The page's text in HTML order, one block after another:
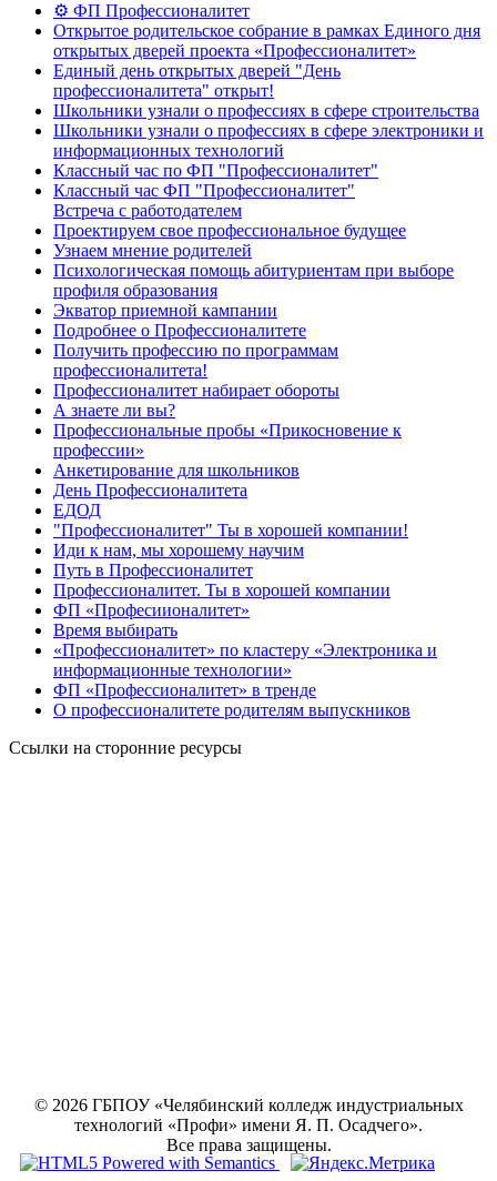
⚙️ ФП Профессионалитет
Открытое родительское собрание в рамках Единого дня
открытых дверей проекта «Профессионалитет»
Единый день открытых дверей "День
профессионалитета" открыт!
Школьники узнали о профессиях в сфере строительства
Школьники узнали о профессиях в сфере электроники и
информационных технологий
Классный час по ФП "Профессионалитет"
Классный час ФП "Профессионалитет"
Встреча с работодателем
Проектируем свое профессиональное будущее
Узнаем мнение родителей
Психологическая помощь абитуриентам при выборе
профиля образования
Экватор приемной кампании
Подробнее о Профессионалитете
Получить профессию по программам
профессионалитета!
Профессионалитет набирает обороты
А знаете ли вы?
Профессиональные пробы «Прикосновение к
профессии»
Анкетирование для школьников
День Профессионалитета
ЕДОД
"Профессионалитет" Ты в хорошей компании!
Иди к нам, мы хорошему научим
Путь в Профессионалитет
Профессионалитет. Ты в хорошей компании
ФП «Професиионалитет»
Время выбирать
«Профессионалитет» по кластеру «Электроника и
информационные технологии»
ФП «Профессионалитет» в тренде
О профессионалитете родителям выпускников
Ссылки на сторонние ресурсы
© 2026 ГБПОУ «Челябинский колледж индустриальных
технологий «Профи» имени Я. П. Осадчего».
Все права защищены.